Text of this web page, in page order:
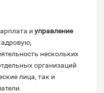
и управление
нескольких
организаций
лица, так и